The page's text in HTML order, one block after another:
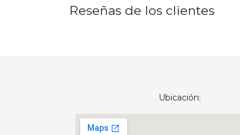
Reseñas de los clientes
Ubicación: